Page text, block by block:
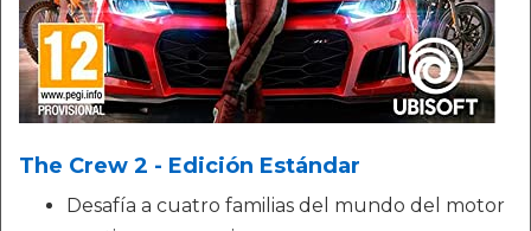
The Crew 2 - Edición Estándar
Desafía a cuatro familias del mundo del motor